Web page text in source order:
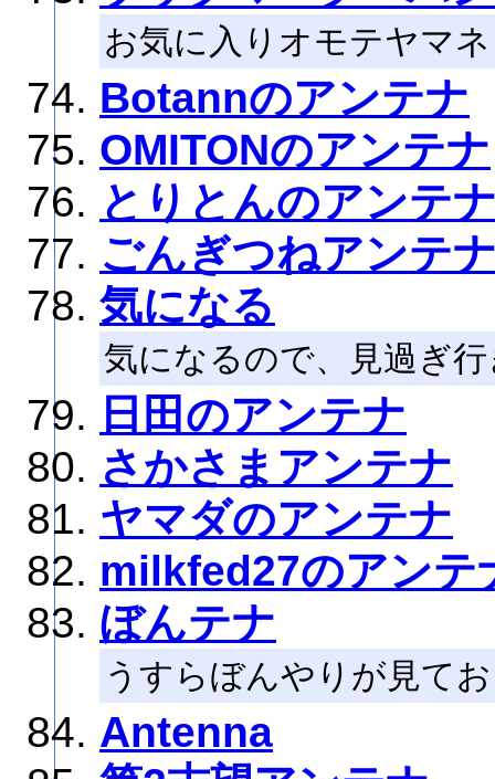
お気に入りオモテヤマ
Botannのアンテナ
OMITONのアンテナ
とりとんのアンテ
ごんぎつねアンテ
気になる
気になるので、見過ぎ
日田のアンテナ
さかさまアンテナ
ヤマダのアンテナ
milkfed27のアンテ
ぼんテナ
うすらぼんやりが見て
Antenna